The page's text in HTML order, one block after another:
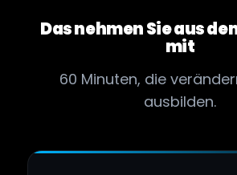
Das nehmen Sie aus
mit
60 Minuten, die
ausbilden.